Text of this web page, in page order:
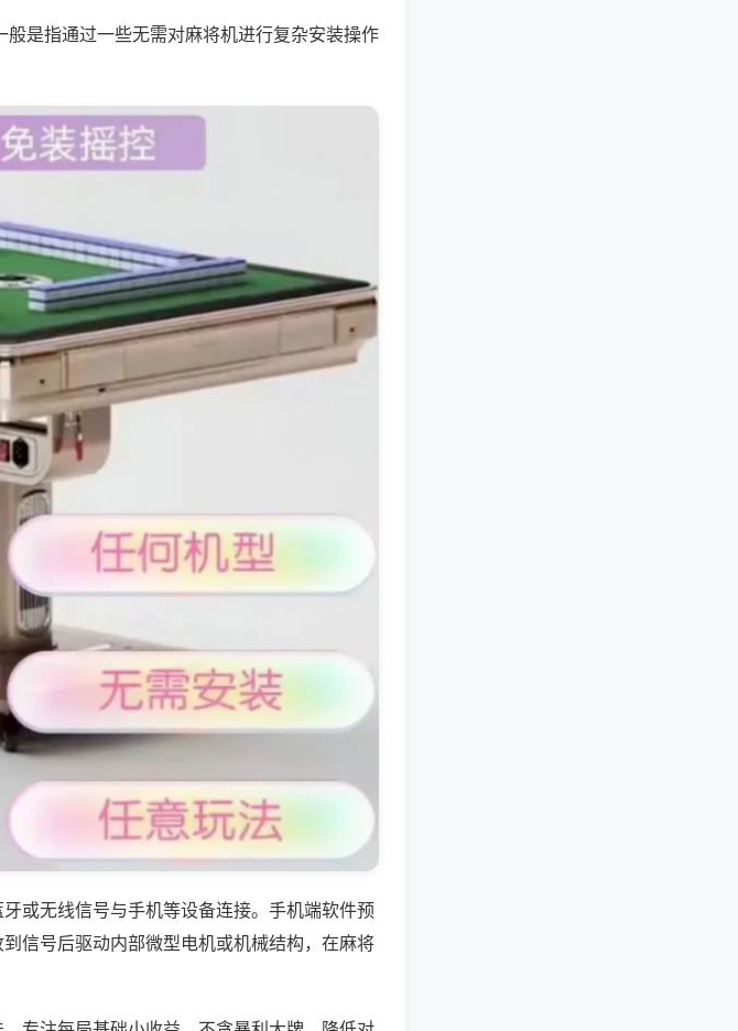
是指通过一些无需对麻将机进行复杂安装操作
或无线信号与手机等设备连接。手机端软件预
信号后驱动内部微型电机或机械结构，在麻将